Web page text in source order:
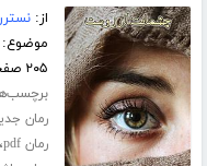
از:
۲۰۵ صفحه
رمان
رمان pdf